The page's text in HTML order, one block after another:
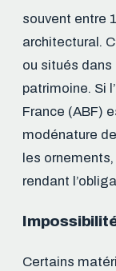
souvent entre
architectural.
ou situés
patrimoine. Si
France (ABF)
modénature
les
rendant
Certains